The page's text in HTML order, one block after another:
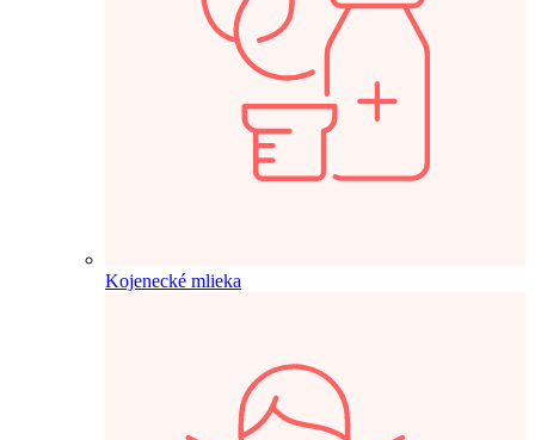
Kojenecké mlieka